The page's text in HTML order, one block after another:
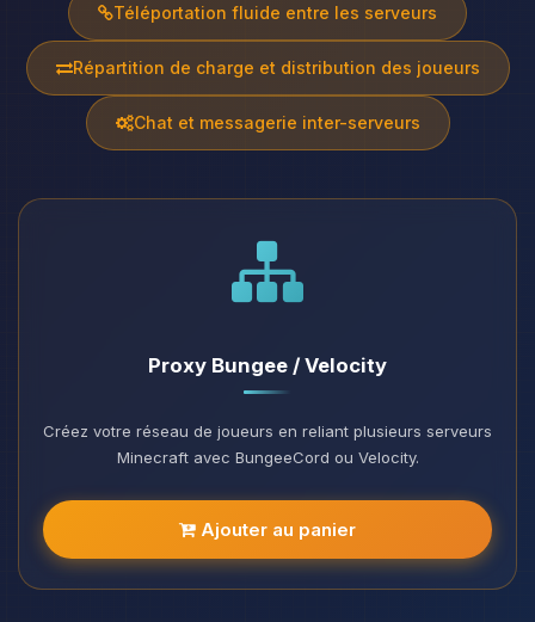
Téléportation fluide entre les serveurs
Répartition de charge et distribution des joueurs
Chat et messagerie inter-serveurs
Proxy Bungee / Velocity
Créez votre réseau de joueurs en reliant plusieurs serveurs
Minecraft avec BungeeCord ou Velocity.
Ajouter au panier